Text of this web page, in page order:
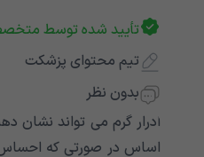
تأیید شده توسط
تیم محتوای پزشکت
بدون نظر
ادرار گرم می تواند نشان
اساس در صورتی که احساس